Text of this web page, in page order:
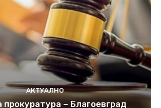
АКТУАЛНО
прокуратура – Благоевград